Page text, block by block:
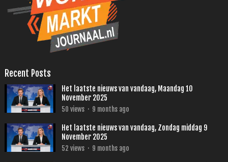
Recent Posts
Het laatste nieuws van vandaag, Maandag 10
November 2025
50 views · 9 months ago
Het laatste nieuws van vandaag, Zondag middag 9
November 2025
52 views · 9 months ago